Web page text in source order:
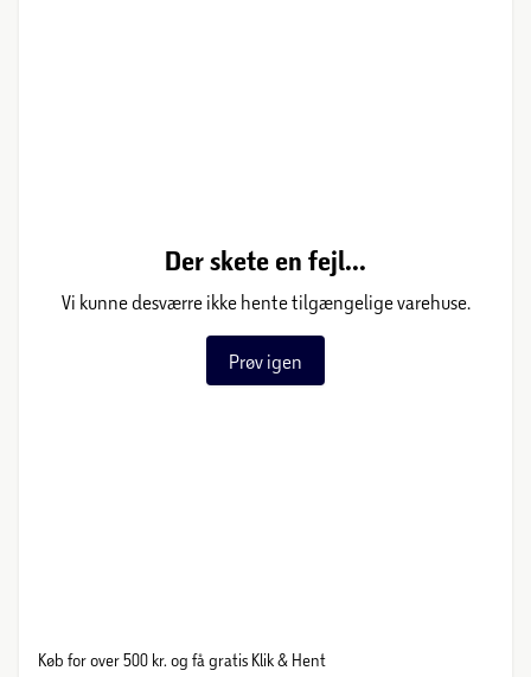
Der skete en fejl...
Vi kunne desværre ikke hente tilgængelige varehuse.
Prøv igen
Køb for over 500 kr. og få gratis Klik & Hent